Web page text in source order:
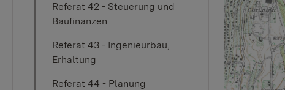
Referat 42 - Steuerung und
Baufinanzen
Referat 43 - Ingenieurbau,
Erhaltung
Referat 44 - Planung